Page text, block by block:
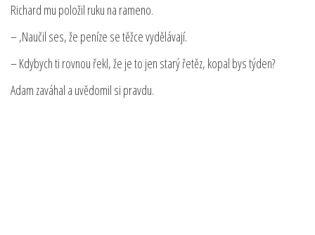
Richard mu položil ruku na rameno.
– ‚Naučil ses, že peníze se těžce vydělávají.
– Kdybych ti rovnou řekl, že je to jen starý řetěz, kopal bys týden?
Adam zaváhal a uvědomil si pravdu.